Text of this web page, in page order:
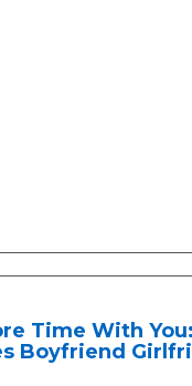
Time With
Boyfriend